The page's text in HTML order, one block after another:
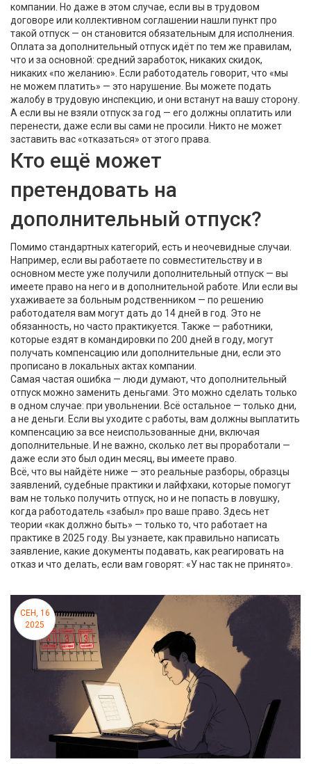
компании. Но даже в этом случае, если вы в трудовом
договоре или коллективном соглашении нашли пункт про
такой отпуск — он становится обязательным для исполнения.
Оплата за дополнительный отпуск идёт по тем же правилам,
что и за основной: средний заработок, никаких скидок,
никаких «по желанию». Если работодатель говорит, что «мы
не можем платить» — это нарушение. Вы можете подать
жалобу в трудовую инспекцию, и они встанут на вашу сторону.
А если вы не взяли отпуск за год — его должны оплатить или
перенести, даже если вы сами не просили. Никто не может
заставить вас «отказаться» от этого права.
Кто ещё может
претендовать на
дополнительный отпуск?
Помимо стандартных категорий, есть и неочевидные случаи.
Например, если вы работаете по совместительству и в
основном месте уже получили дополнительный отпуск — вы
имеете право на него и в дополнительной работе. Или если вы
ухаживаете за больным родственником — по решению
работодателя вам могут дать до 14 дней в год. Это не
обязанность, но часто практикуется. Также — работники,
которые ездят в командировки по 200 дней в году, могут
получать компенсацию или дополнительные дни, если это
прописано в локальных актах компании.
Самая частая ошибка — люди думают, что дополнительный
отпуск можно заменить деньгами. Это можно сделать только
в одном случае: при увольнении. Всё остальное — только дни,
а не деньги. Если вы уходите с работы, вам должны выплатить
компенсацию за все неиспользованные дни, включая
дополнительные. И не важно, сколько лет вы проработали —
даже если это был один месяц, вы имеете право.
Всё, что вы найдёте ниже — это реальные разборы, образцы
заявлений, судебные практики и лайфхаки, которые помогут
вам не только получить отпуск, но и не попасть в ловушку,
когда работодатель «забыл» про ваше право. Здесь нет
теории «как должно быть» — только то, что работает на
практике в 2025 году. Вы узнаете, как правильно написать
заявление, какие документы подавать, как реагировать на
отказ и что делать, если вам говорят: «У нас так не принято».
СЕН, 16
2025